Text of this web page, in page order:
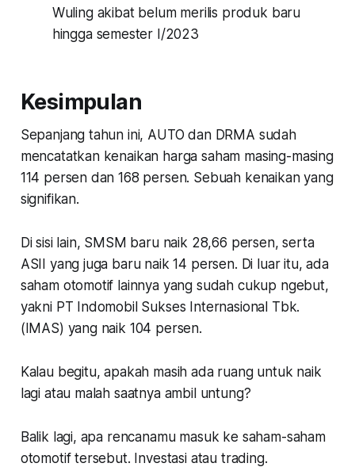
Wuling akibat belum merilis produk baru
hingga semester I/2023
Kesimpulan
Sepanjang tahun ini, AUTO dan DRMA sudah
mencatatkan kenaikan harga saham masing-masing
114 persen dan 168 persen. Sebuah kenaikan yang
signifikan.
Di sisi lain, SMSM baru naik 28,66 persen, serta
ASII yang juga baru naik 14 persen. Di luar itu, ada
saham otomotif lainnya yang sudah cukup ngebut,
yakni PT Indomobil Sukses Internasional Tbk.
(IMAS) yang naik 104 persen.
Kalau begitu, apakah masih ada ruang untuk naik
lagi atau malah saatnya ambil untung?
Balik lagi, apa rencanamu masuk ke saham-saham
otomotif tersebut. Investasi atau trading.